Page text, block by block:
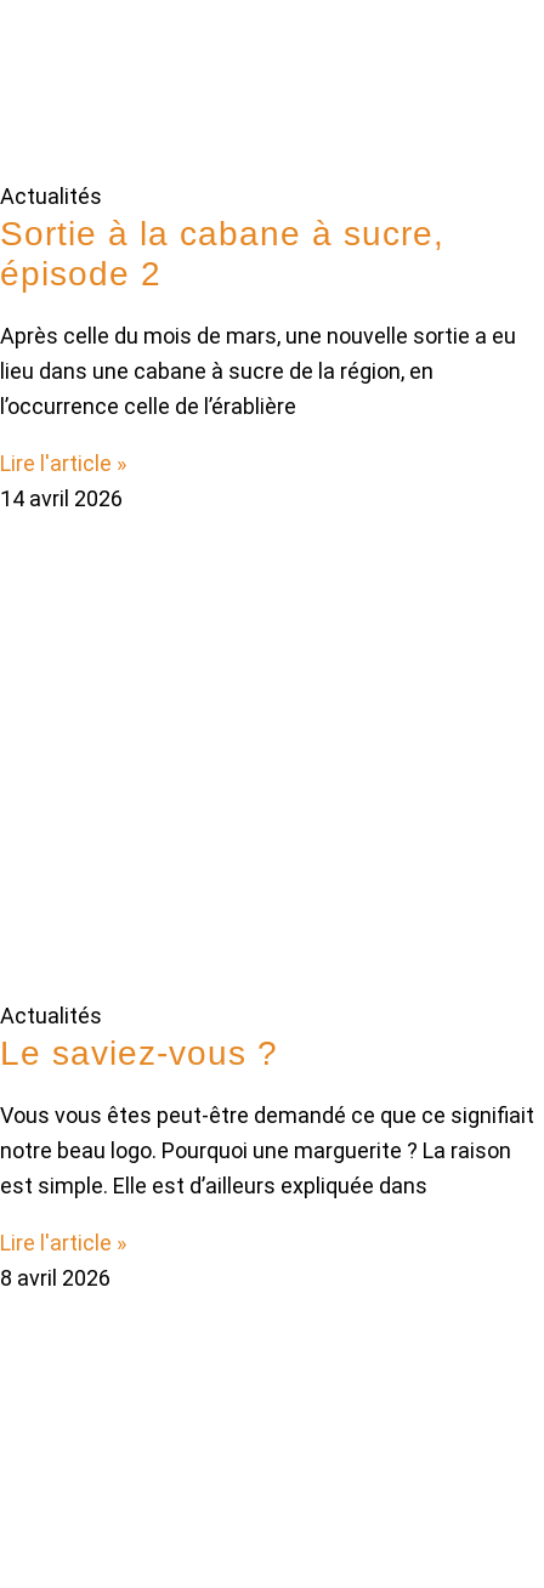
Actualités
Sortie à la cabane à sucre,
épisode 2
Après celle du mois de mars, une nouvelle sortie a eu
lieu dans une cabane à sucre de la région, en
l’occurrence celle de l’érablière
Lire l'article »
14 avril 2026
Actualités
Le saviez-vous ?
Vous vous êtes peut-être demandé ce que ce signifiait
notre beau logo. Pourquoi une marguerite ? La raison
est simple. Elle est d’ailleurs expliquée dans
Lire l'article »
8 avril 2026